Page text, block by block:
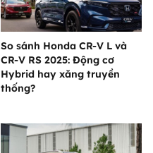
So sánh Honda CR-V L và
CR-V RS 2025: Động cơ
Hybrid hay xăng truyền
thống?